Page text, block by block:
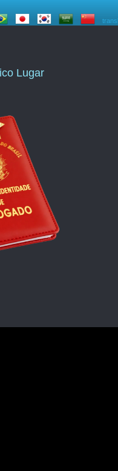
Lugar